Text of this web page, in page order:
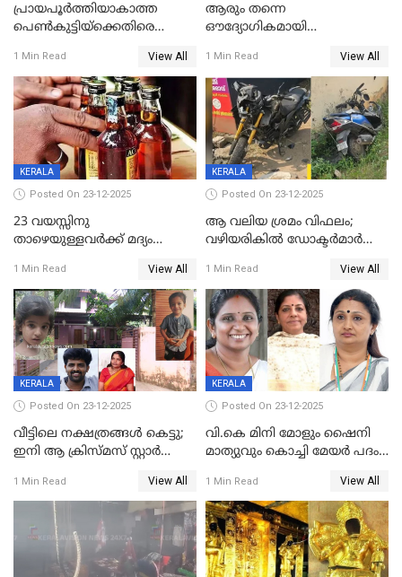
പ്രായപൂർത്തിയാകാത്ത
പെൺകുട്ടിയ്ക്കെതിരെ
59 വർഷം തടവും 90,൦൦൦ രൂപ
പിഴയും ശിക്ഷ
1 Min Read View All
ആരും തന്നെ
ഔദ്യോഗികമായി
കണ്ടെത്താൻ ഇന്ന് കോർ
കമ്മിറ്റി കൂടിയില്ല';
അതൃപ്തിയുമായി ദീപ്തി മേരി
വർഗീസ്
1 Min Read View All
KERALA
Posted On 23-12-2025
23 വയസ്സിനു
താഴെയുള്ളവർക്ക് മദ്യം
നടപടി;സ്ഥാപനങ്ങൾക്കെതിരെ
രണ്ട് കേസുകൾ
1 Min Read View All
KERALA
Posted On 23-12-2025
ആ വലിയ ശ്രമം വിഫലം;
വഴിയരികില്‍ ‌ഡോക്ടര്‍മാര്‍
മരണത്തിന് കീഴടങ്ങി
1 Min Read View All
KERALA
Posted On 23-12-2025
വീട്ടിലെ നക്ഷത്രങ്ങൾ കെട്ടു;
ഇനി ആ ക്രിസ്മസ് സ്റ്റാർ
വേണ്ടിയുള്ള
പിടിവലിക്കിടയിൽ
അപ്പൂപ്പനെതിരെ പോക്സോ
കേസ് ഒടുവിൽ 4 ജീവനുകൾ
പൊലിഞ്ഞു
1 Min Read View All
KERALA
Posted On 23-12-2025
വി.കെ മിനി മോളും ഷൈനി
മാത്യുവും കൊച്ചി മേയർ പദം
മേയറാകില്ല
1 Min Read View All